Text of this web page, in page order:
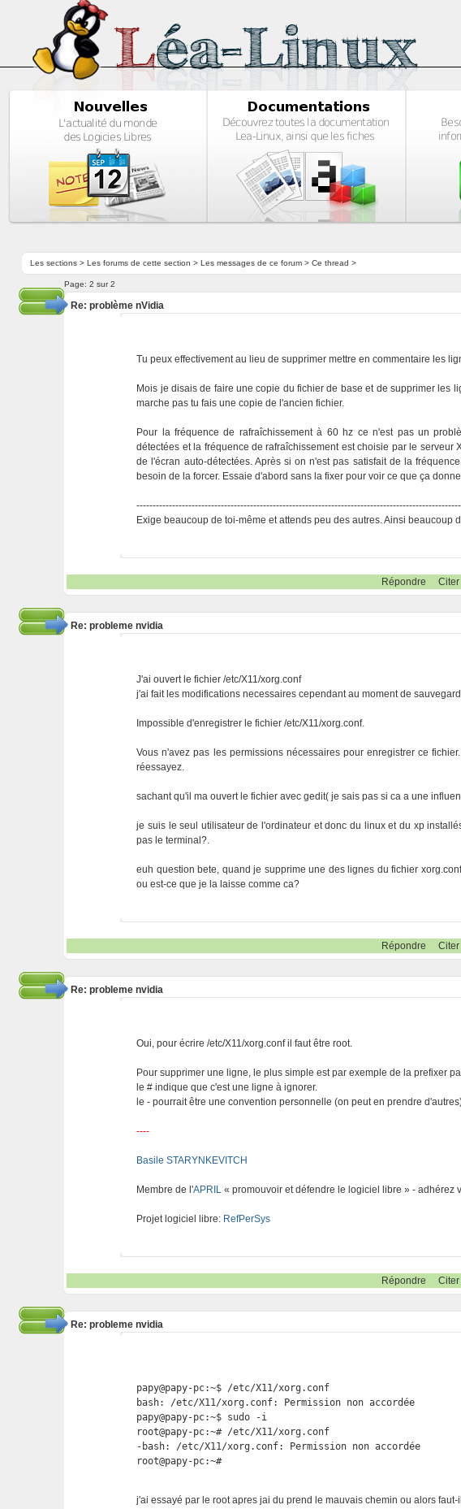
Les sections> Les forums de cette section > Les messages de ce forum> Ce thread >
Page: 2 sur 2
Re: problème nVidia
Tu peux effectivement au lieu de supprimer mettre en commentaire les
Mois je disais de faire une copie du fichier de base et de supprimer les
marche pas tu fais une copie de l'ancien fichier.
Pour la fréquence de rafraîchissement à 60 hz ce n'est pas un
détectées et la fréquence de rafraîchissement est choisie par le
de l'écran auto-détectées. Après si on n'est pas satisfait de la
besoin de la forcer. Essaie d'abord sans la fixer pour voir ce que ça
Exige beaucoup de toi-même et attends peu des autres. Ainsi beaucoup
Répondre Citer
Re: probleme nvidia
J'ai ouvert le fichier /etc/X11/xorg.conf
j'ai fait les modifications necessaires cependant au moment de
Impossible d'enregistrer le fichier /etc/X11/xorg.conf.
Vous n'avez pas les permissions nécessaires pour enregistrer ce
réessayez.
sachant qu'il ma ouvert le fichier avec gedit( je sais pas si ca a une
je suis le seul utilisateur de l'ordinateur et donc du linux et du xp
pas le terminal?.
euh question bete, quand je supprime une des lignes du fichier
ou est-ce que je la laisse comme ca?
Répondre Citer
Re: probleme nvidia
Oui, pour écrire /etc/X11/xorg.conf il faut être root.
Pour supprimer une ligne, le plus simple est par exemple de la prefixer
le # indique que c'est une ligne à ignorer.
le - pourrait être une convention personnelle (on peut en prendre
----
Basile STARYNKEVITCH
Membre de l'APRIL « promouvoir et défendre le logiciel libre » - adhérez
Projet logiciel libre: RefPerSys
Répondre Citer
Re: probleme nvidia
papy@papy-pc:~$ /etc/X11/xorg.conf
bash: /etc/X11/xorg.conf: Permission non accordée
papy@papy-pc:~$ sudo -i
root@papy-pc:~# /etc/X11/xorg.conf
-bash: /etc/X11/xorg.conf: Permission non accordée
root@papy-pc:~#
j'ai essayé par le root apres jai du prend le mauvais chemin ou alors